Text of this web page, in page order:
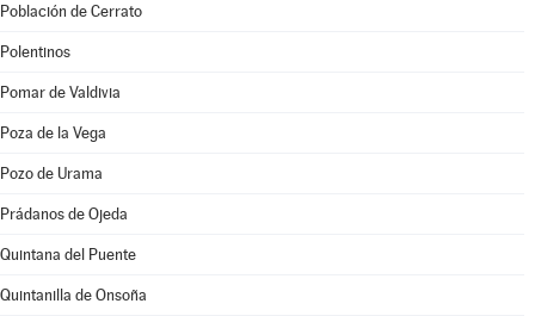
Población de Cerrato
Polentinos
Pomar de Valdivia
Poza de la Vega
Pozo de Urama
Prádanos de Ojeda
Quintana del Puente
Quintanilla de Onsoña